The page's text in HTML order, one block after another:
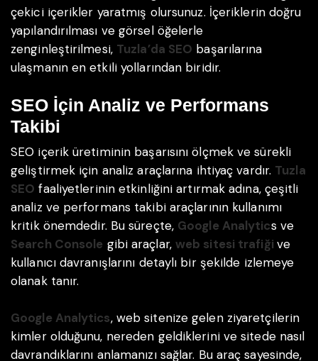
çekici içerikler yaratmış olursunuz. İçeriklerin doğru
yapılandırılması ve görsel öğelerle
zenginleştirilmesi, Tuzla’da SEO başarılarına
ulaşmanın en etkili yollarından biridir.
SEO İçin Analiz ve Performans
Takibi
SEO içerik üretiminin başarısını ölçmek ve sürekli
geliştirmek için analiz araçlarına ihtiyaç vardır. Tuzla
SEO faaliyetlerinin etkinliğini artırmak adına, çeşitli
analiz ve performans takibi araçlarının kullanımı
kritik önemdedir. Bu süreçte, Google Analytics ve
Search Console gibi araçlar, web sitesi trafiği ve
kullanıcı davranışlarını detaylı bir şekilde izlemeye
olanak tanır.
Google Analytics, web sitenize gelen ziyaretçilerin
kimler olduğunu, nereden geldiklerini ve sitede nasıl
davrandıklarını anlamanızı sağlar. Bu araç sayesinde,